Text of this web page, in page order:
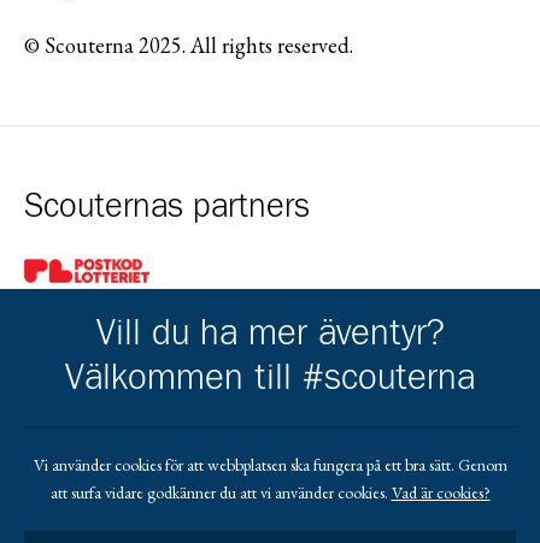
© Scouterna 2025. All rights reserved.
Scouternas partners
Gå till pl_50
Kårens partners
Gå till https://www.mera.se/Gå till https://www.lansforsakringar.se/
Gå till https://
Vill du ha mer äventyr?
Välkommen till #scouterna
Vi använder cookies för att webbplatsen ska fungera på ett bra sätt. Genom
att surfa vidare godkänner du att vi använder cookies. Vad är cookies?